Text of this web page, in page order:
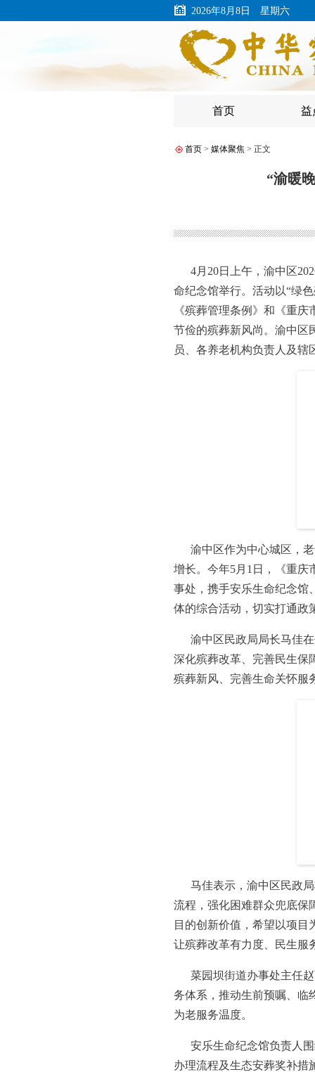
2026年8月8日 星期六
首页 益
首页> 媒体聚焦> 正文
“渝暖
4月20日上午，渝中区
命纪念馆举行。活动以“绿
《殡葬管理条例》和《重
节俭的殡葬新风尚。渝中区
员、各养老机构负责人及辖
渝中区作为中心城区，
增长。今年5月1日，《重庆
事处，携手安乐生命纪念馆
体的综合活动，切实打通政
渝中区民政局局长马佳
深化殡葬改革、完善民生保
殡葬新风、完善生命关怀服
马佳表示，渝中区民政
流程，强化困难群众兜底保
目的创新价值，希望以项目
让殡葬改革有力度、民生服
菜园坝街道办事处主任
务体系，推动生前预嘱、临
为老服务温度。
安乐生命纪念馆负责人
办理流程及生态安葬奖补措